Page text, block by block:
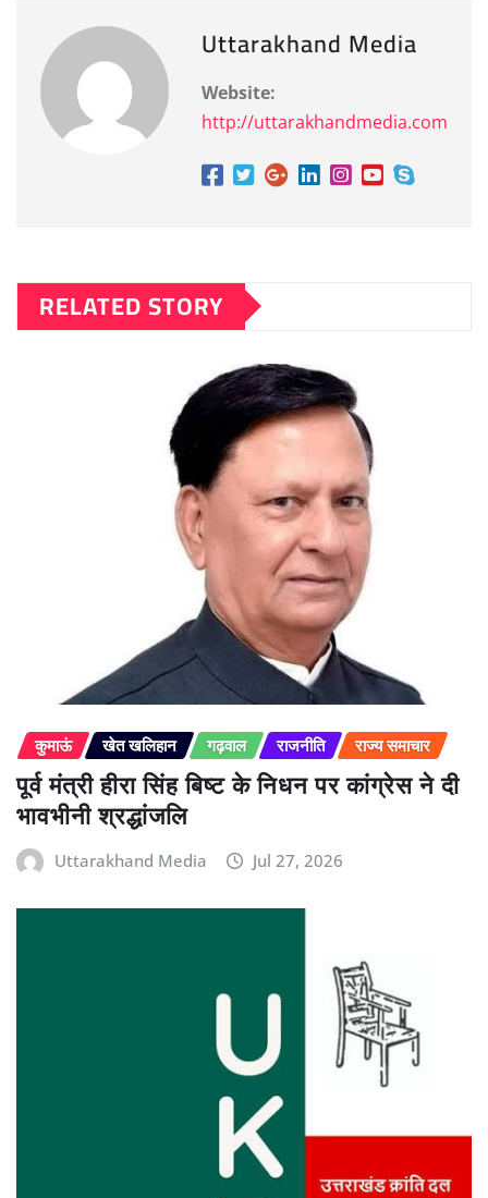
Uttarakhand Media
Website:
http://uttarakhandmedia.com
RELATED STORY
कुमाऊं खेत खलिहान गढ़वाल राजनीति राज्य समाचार
पूर्व मंत्री हीरा सिंह बिष्ट के निधन पर कांग्रेस ने दी
भावभीनी श्रद्धांजलि
Uttarakhand Media Jul 27, 2026